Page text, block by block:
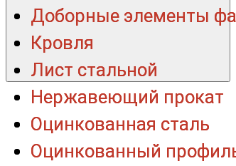
Доборные элементы
Кровля
Лист стальной
Нержавеющий прокат
Оцинкованная сталь
Оцинкованный
Доборные элементы
Кровля
Лист стальной
Нержавеющий прокат
Оцинкованная сталь
Оцинкованный